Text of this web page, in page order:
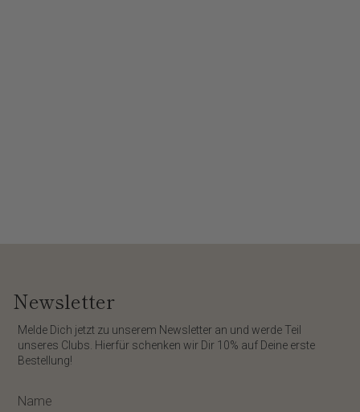
Newsletter
​Melde Dich jetzt zu unserem Newsletter an und werde Teil
unseres Clubs. Hierfür schenken wir Dir 10% auf Deine erste
Bestellung!